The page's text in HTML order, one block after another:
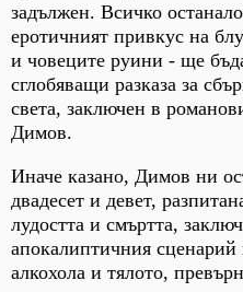
задължен. Всичко
еротичният привкус на
и човеците руини - ще
сглобяващи разказа за
света, заключен в
Димов.
Иначе казано, Димов ни
двадесет и девет,
лудостта и смъртта,
апокалиптичния
алкохола и тялото,